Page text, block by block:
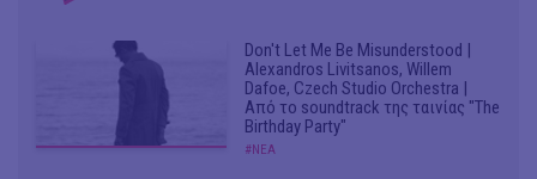
Don't Let Me Be Misunderstood |
Alexandros Livitsanos, Willem
Dafoe, Czech Studio Orchestra |
Από το soundtrack της ταινίας "The
Birthday Party"
#ΝΕΑ